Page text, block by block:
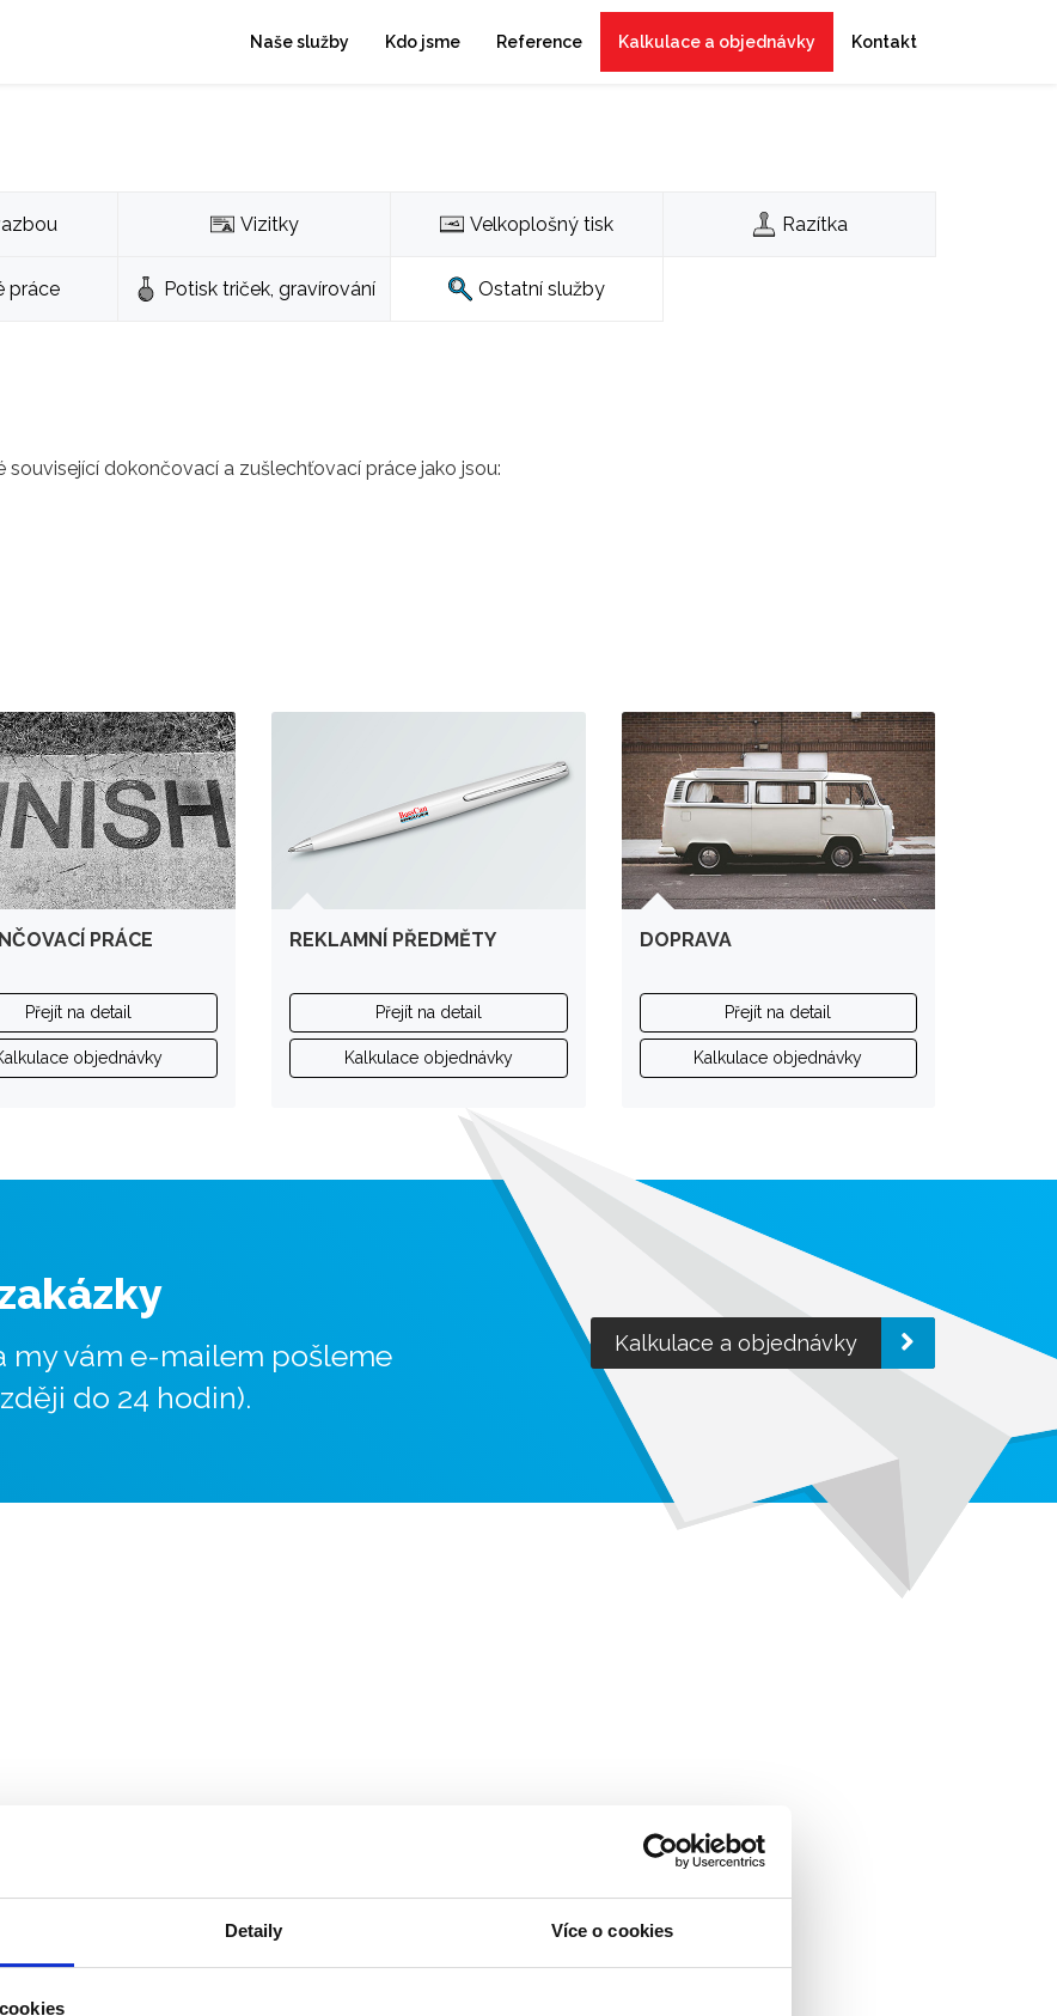
Detaily Více o cookies
Naše služby Kdo jsme Reference Kalkulace a objednávky Kontakt
Vizitky Velkoplošný tisk Razítka
práce Potisk triček, gravírování Ostatní služby
dokončovací a zušlechťovací práce jako jsou:
PRÁCE
Přejít na detail
objednávky
REKLAMNÍ PŘEDMĚTY
Přejít na detail
Kalkulace objednávky
DOPRAVA
Přejít na detail
Kalkulace objednávky
my vám e-mailem pošleme
do 24 hodin).
Kalkulace a objednávky